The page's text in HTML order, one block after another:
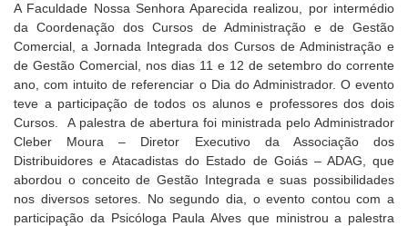
A Faculdade Nossa Senhora Aparecida realizou, por intermédio
da Coordenação dos Cursos de Administração e de Gestão
Comercial, a Jornada Integrada dos Cursos de Administração e
de Gestão Comercial, nos dias 11 e 12 de setembro do corrente
ano, com intuito de referenciar o Dia do Administrador. O evento
teve a participação de todos os alunos e professores dos dois
Cursos. A palestra de abertura foi ministrada pelo Administrador
Cleber Moura – Diretor Executivo da Associação dos
Distribuidores e Atacadistas do Estado de Goiás – ADAG, que
abordou o conceito de Gestão Integrada e suas possibilidades
nos diversos setores. No segundo dia, o evento contou com a
participação da Psicóloga Paula Alves que ministrou a palestra